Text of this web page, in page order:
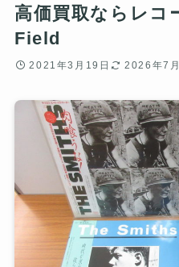
高価買取ならレコ
Field
2021年3月19日 2026年7